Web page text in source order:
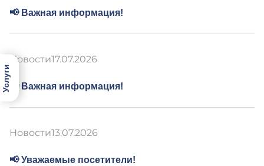
Услуги
📢 Важная информация!
Новости17.07.2026
📢 Важная информация!
Новости13.07.2026
📢 Уважаемые посетители!